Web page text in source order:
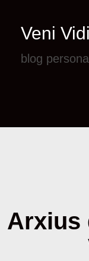
Veni
blog
Arxius